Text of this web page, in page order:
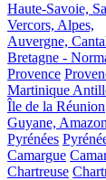
Haute-Savoie,
Vercors, Alpes,
Auvergne,
Bretagne -
Provence
Martinique
Île de la Réunion
Guyane,
Pyrénées
Camargue
Chartreuse